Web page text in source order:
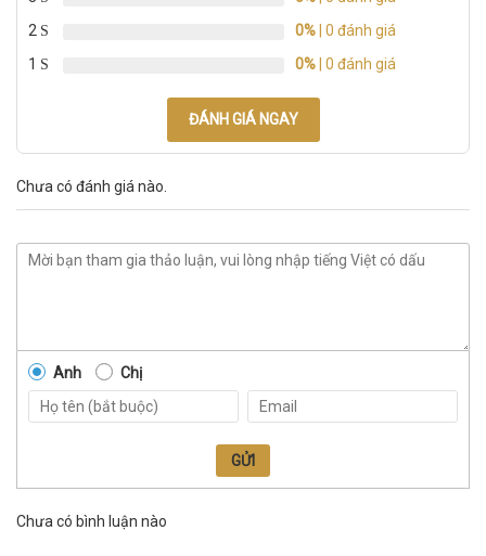
2
0% | 0 đánh giá
1
0% | 0 đánh giá
ĐÁNH GIÁ NGAY
Chưa có đánh giá nào.
Anh Chị
GỬI
Chưa có bình luận nào